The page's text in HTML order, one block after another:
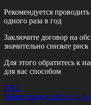
Рекомендуется
одного раза в год
Заключите договор на
значительно снизьте
Для этого обратитесь к
для вас способом
НХЛ
Нижегородская